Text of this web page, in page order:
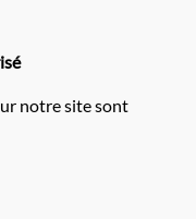
notre site sont